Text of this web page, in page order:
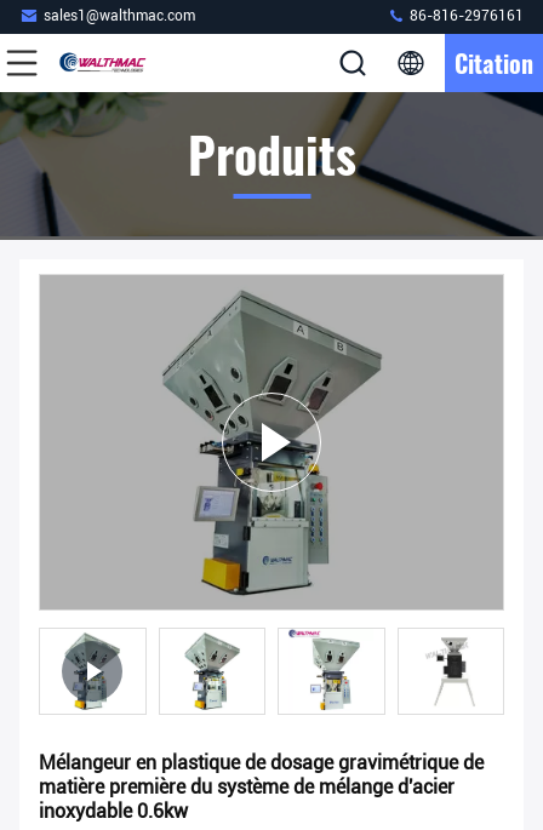
sales1@walthmac.com 86-816-2976161
Citation
Produits
Mélangeur en plastique de dosage gravimétrique de
matière première du système de mélange d'acier
inoxydable 0.6kw